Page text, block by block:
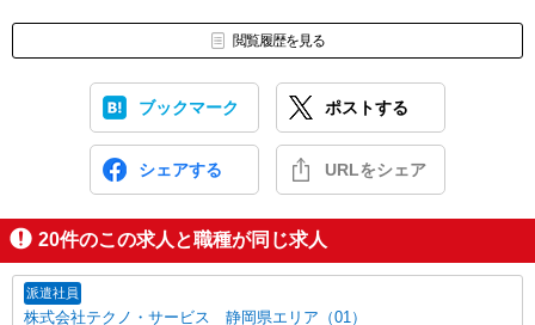
閲覧履歴を見る
ブックマーク ポストする
シェアする URLをシェア
20件のこの求人と職種が同じ求人
派遣社員
株式会社テクノ・サービス 静岡県エリア（01）